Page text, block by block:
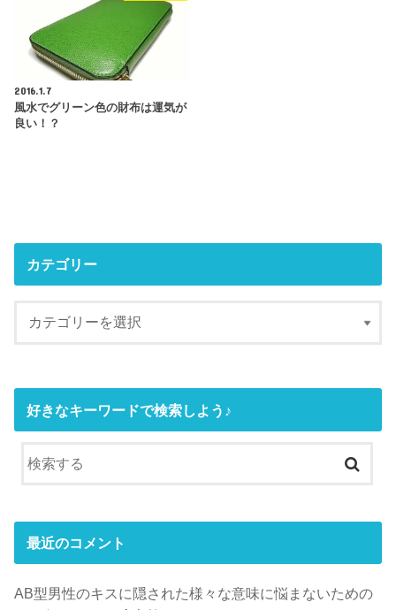
2016.1.7
風水でグリーン色の財布は運気が
良い！？
カテゴリー
好きなキーワードで検索しよう♪
最近のコメント
AB型男性のキスに隠された様々な意味に悩まないための